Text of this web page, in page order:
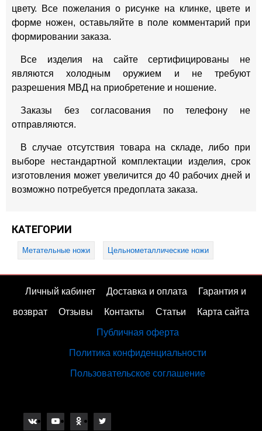
цвету. Все пожелания о рисунке на клинке, цвете и
форме ножен, оставьляйте в поле комментарий при
формировании заказа.
Все изделия на сайте сертифицированы не
являются холодным оружием и не требуют
разрешения МВД на приобретение и ношение.
Заказы без согласования по телефону не
отправляются.
В случае отсутствия товара на складе, либо при
выборе нестандартной комплектации изделия, срок
изготовления может увеличится до 40 рабочих дней и
возможно потребуется предоплата заказа.
КАТЕГОРИИ
Метательные ножи Цельнометаллические ножи
Личный кабинет Доставка и оплата Гарантия и
возврат Отзывы Контакты Статьи Карта сайта
Публичная оферта
Политика конфиденциальности
Пользовательское соглашение